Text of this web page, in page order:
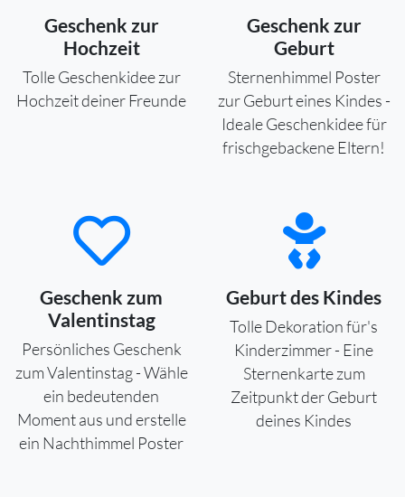
Geschenk zur
Hochzeit
Tolle Geschenkidee zur
Hochzeit deiner Freunde
Geschenk zur
Geburt
Sternenhimmel Poster
zur Geburt eines Kindes -
Ideale Geschenkidee für
frischgebackene Eltern!
Geschenk zum
Valentinstag
Persönliches Geschenk
zum Valentinstag - Wähle
ein bedeutenden
Moment aus und erstelle
ein Nachthimmel Poster
Geburt des Kindes
Tolle Dekoration für's
Kinderzimmer - Eine
Sternenkarte zum
Zeitpunkt der Geburt
deines Kindes